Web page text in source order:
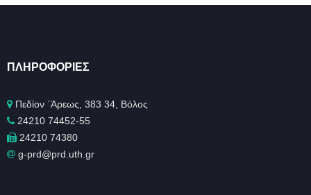
ΠΛΗΡΟΦΟΡΊΕΣ
Πεδίον ΄Άρεως, 383 34, Βόλος
24210 74452-55
24210 74380
g-prd@prd.uth.gr